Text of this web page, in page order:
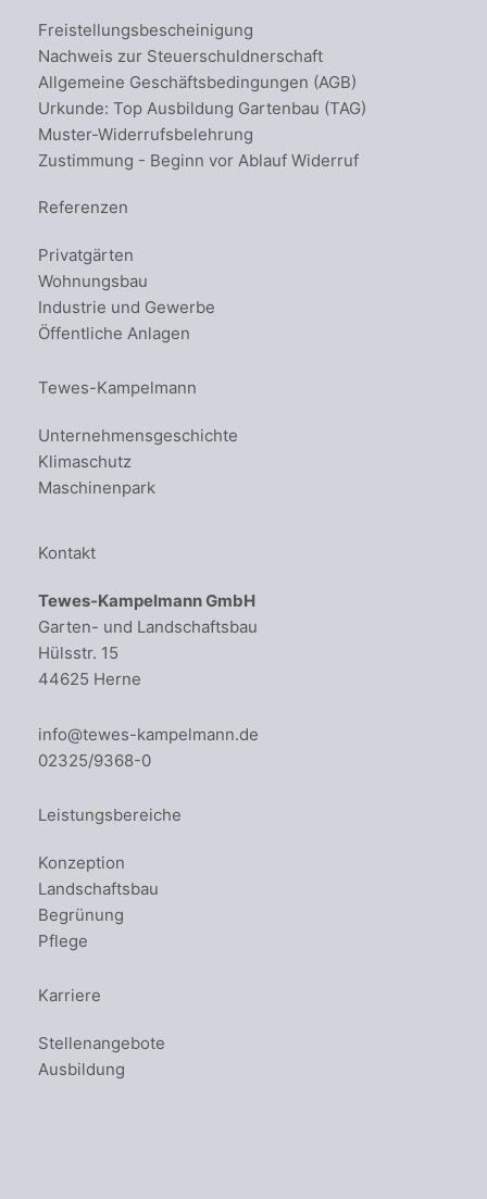
Freistellungsbescheinigung
Nachweis zur Steuerschuldnerschaft
Allgemeine Geschäftsbedingungen (AGB)
Urkunde: Top Ausbildung Gartenbau (TAG)
Muster-Widerrufsbelehrung
Zustimmung - Beginn vor Ablauf Widerruf
Referenzen
Privatgärten
Wohnungsbau
Industrie und Gewerbe
Öffentliche Anlagen
Tewes-Kampelmann
Unternehmensgeschichte
Klimaschutz
Maschinenpark
Kontakt
Tewes-Kampelmann GmbH
Garten- und Landschaftsbau
Hülsstr. 15
44625 Herne
info@tewes-kampelmann.de
02325/9368-0
Leistungsbereiche
Konzeption
Landschaftsbau
Begrünung
Pflege
Karriere
Stellenangebote
Ausbildung